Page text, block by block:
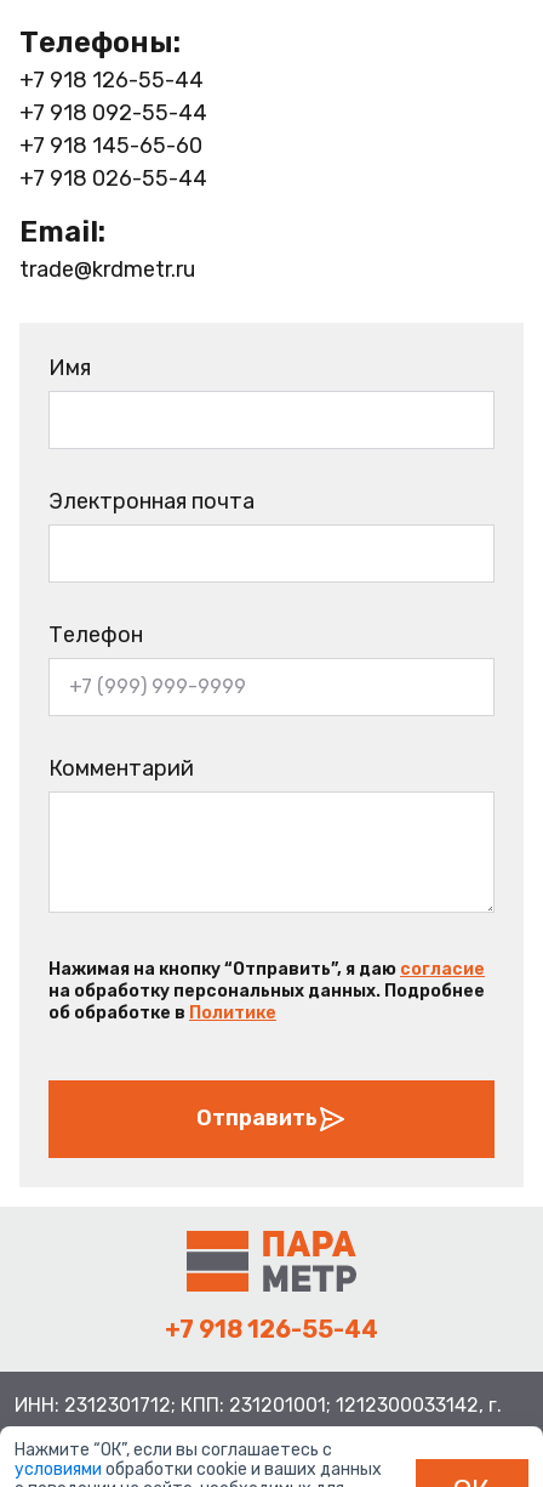
Телефоны:
+7 918 126-55-44
+7 918 092-55-44
+7 918 145-65-60
+7 918 026-55-44
Email:
trade@krdmetr.ru
Имя
Электронная почта
Телефон
Комментарий
Нажимая на кнопку “Отправить”, я даю согласие
на обработку персональных данных. Подробнее
об обработке в Политике
Отправить
+7 918 126-55-44
ИНН: 2312301712; КПП: 231201001; 1212300033142, г.
Краснодар ул. Просторная, 21, индекс 350080
Нажмите “ОК”, если вы соглашаетесь с
условиями обработки cookie и ваших данных